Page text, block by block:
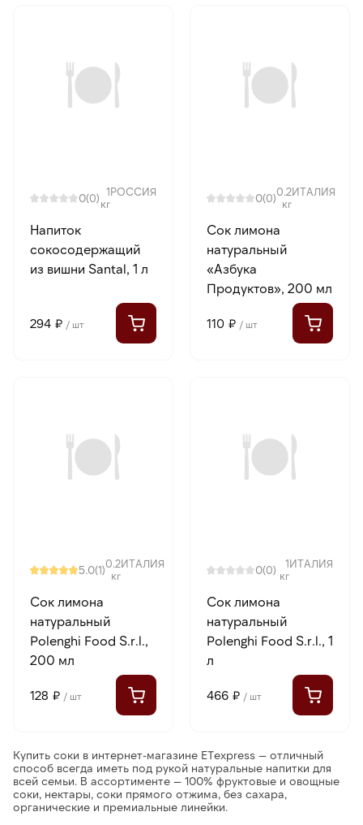
0(0) 1
кг
РОССИЯ
Напиток
сокосодержащий
из вишни Santal, 1 л
294 ₽ / шт
0(0)0.2
кг
ИТАЛИЯ
Сок лимона
натуральный
«Азбука
Продуктов», 200 мл
110 ₽ / шт
5.0(1)0.2
кг
ИТАЛИЯ
Сок лимона
натуральный
Polenghi Food S.r.l.,
200 мл
128 ₽ / шт
0(0)
1
кг
ИТАЛИЯ
Сок лимона
натуральный
Polenghi Food S.r.l., 1
л
466 ₽ / шт
Купить соки в интернет-магазине ETexpress — отличный
способ всегда иметь под рукой натуральные напитки для
всей семьи. В ассортименте — 100% фруктовые и овощные
соки, нектары, соки прямого отжима, без сахара,
органические и премиальные линейки.